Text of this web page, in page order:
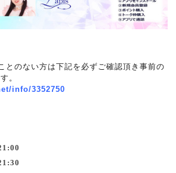
とのない方は下記を必ずご確認頂き事前の
。
info/3352750